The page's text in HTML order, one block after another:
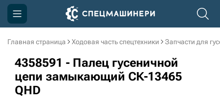
Главная страница Ходовая часть спецтехники Запчасти для
4358591 - Палец гусеничной
цепи замыкающий СК-13465
QHD
Компания
Акции
Доставка и оплата